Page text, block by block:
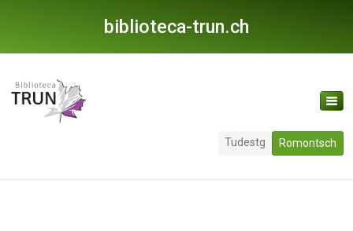
biblioteca-trun.ch
Tudestg Romontsch